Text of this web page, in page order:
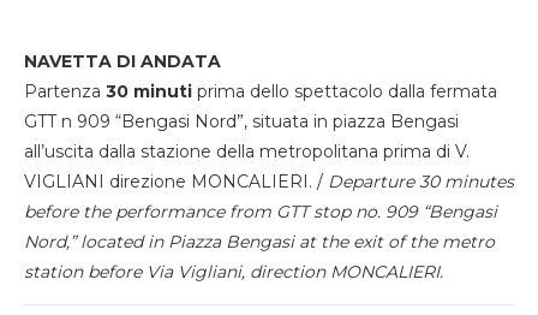
NAVETTA DI ANDATA
Partenza 30 minuti prima dello spettacolo dalla fermata
GTT n 909 “Bengasi Nord”, situata in piazza Bengasi
all’uscita dalla stazione della metropolitana prima di V.
VIGLIANI direzione MONCALIERI. / Departure 30 minutes
before the performance from GTT stop no. 909 “Bengasi
Nord,” located in Piazza Bengasi at the exit of the metro
station before Via Vigliani, direction MONCALIERI.